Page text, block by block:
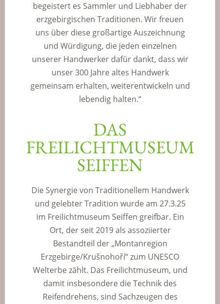
begeistert es Sammler und Liebhaber der
erzgebirgischen Traditionen. Wir freuen
uns über diese großartige Auszeichnung
und Würdigung, die jeden einzelnen
unserer Handwerker dafür dankt, dass wir
unser 300 Jahre altes Handwerk
gemeinsam erhalten, weiterentwickeln und
lebendig halten.“
DAS
FREILICHTMUSEUM
SEIFFEN
Die Synergie von Traditionellem Handwerk
und gelebter Tradition wurde am 27.3.25
im Freilichtmuseum Seiffen greifbar. Ein
Ort, der seit 2019 als assoziierter
Bestandteil der „Montanregion
Erzgebirge/Krušnohoří“ zum UNESCO
Welterbe zählt. Das Freilichtmuseum, und
damit insbesondere die Technik des
Reifendrehens, sind Sachzeugen des